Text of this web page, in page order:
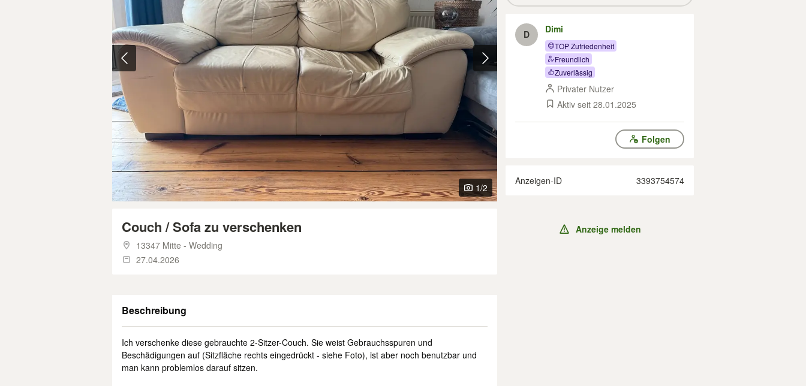
1/2
Couch / Sofa zu verschenken
13347 Mitte - Wedding
27.04.2026
Beschreibung
Ich verschenke diese gebrauchte 2-Sitzer-Couch. Sie weist Gebrauchsspuren und
Beschädigungen auf (Sitzfläche rechts eingedrückt - siehe Foto), ist aber noch benutzbar und
man kann problemlos darauf sitzen.
D Dimi
TOP Zufriedenheit
Freundlich
Zuverlässig
Privater Nutzer
Aktiv seit 28.01.2025
Folgen
Anzeigen-ID 3393754574
Anzeige melden